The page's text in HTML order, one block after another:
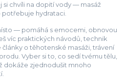
si chvíli na dopití vody — masáž
hydrataci.
— pomáhá s emocemi, obnovou
víc praktických návodů, technik
o těhotenské masáži, trávení
Vyber si to, co sedí tvému tělu,
dokáže zjednodušit mnoho